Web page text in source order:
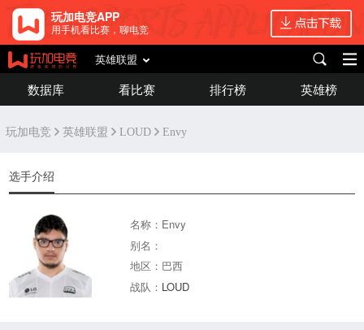
玩加电竞APP
用手机看比赛，聊电竞
英雄联盟
数据库 看比赛 排行榜 英雄榜
玩加电竞 英雄联盟 LOUD Envy
选手介绍
名称：Envy
别名：
地区：巴西
战队： LOUD